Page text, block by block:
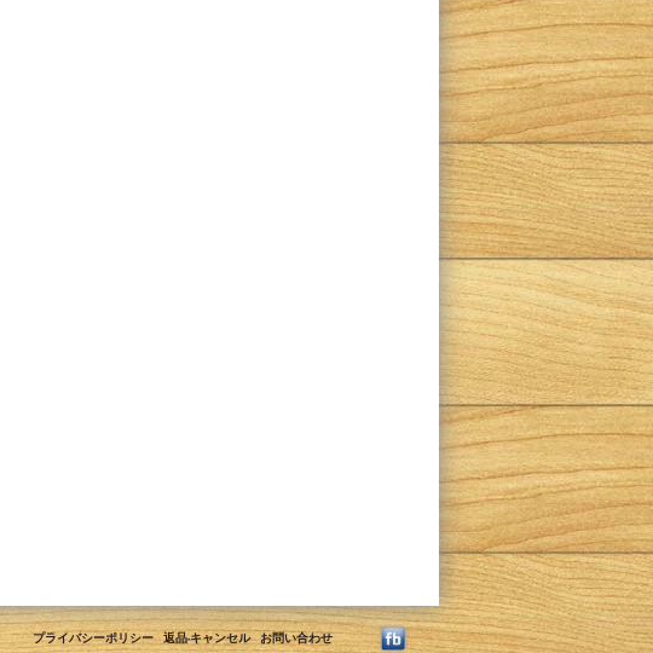
プライバシーポリシー 返品·キャンセル お問い合わせ